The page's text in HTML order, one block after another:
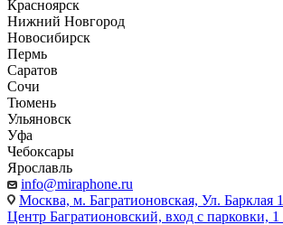
Красноярск
Нижний Новгород
Новосибирск
Пермь
Саратов
Сочи
Тюмень
Ульяновск
Уфа
Чебоксары
Ярославль
info@miraphone.ru
Москва, м. Багратионовская, Ул. Барклая
Центр Багратионовский, вход с парковки,